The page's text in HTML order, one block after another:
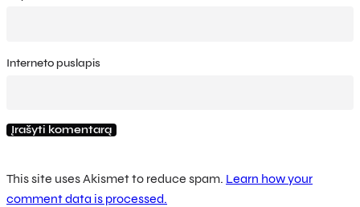
Interneto puslapis
This site uses Akismet to reduce spam. Learn how your
comment data is processed.